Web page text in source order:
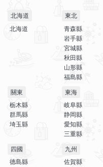
北海道
北海道
東北
青森縣
岩手縣
宮城縣
秋田縣
山形縣
福島縣
關東
栃木縣
群馬縣
埼玉縣
東海
岐阜縣
静岡縣
愛知縣
三重縣
四國
德島縣
九州
佐賀縣